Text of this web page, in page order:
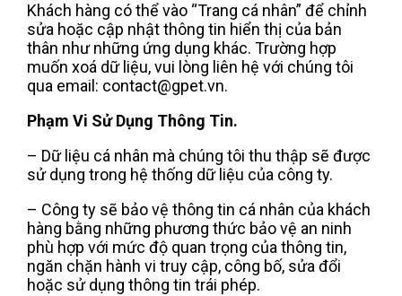
Khách hàng có thể vào “Trang cá nhân” để chỉnh
sửa hoặc cập nhật thông tin hiển thị của bản
thân như những ứng dụng khác. Trường hợp
muốn xoá dữ liệu, vui lòng liên hệ với chúng tôi
qua email: contact@gpet.vn.
Phạm Vi Sử Dụng Thông Tin.
– Dữ liệu cá nhân mà chúng tôi thu thập sẽ được
sử dụng trong hệ thống dữ liệu của công ty.
– Công ty sẽ bảo vệ thông tin cá nhân của khách
hàng bằng những phương thức bảo vệ an ninh
phù hợp với mức độ quan trọng của thông tin,
ngăn chặn hành vi truy cập, công bố, sửa đổi
hoặc sử dụng thông tin trái phép.